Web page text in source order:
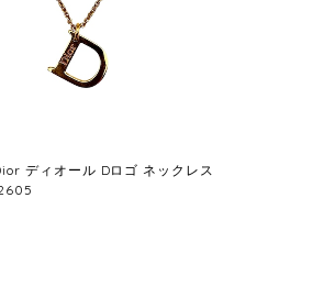
ディオール Dロゴ ネックレス